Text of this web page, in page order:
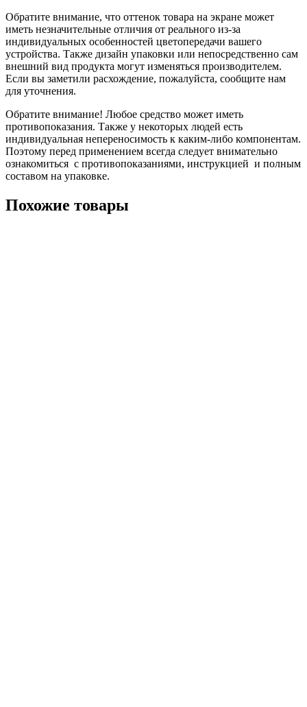
Обратите внимание, что оттенок товара на экране может
иметь незначительные отличия от реального из-за
индивидуальных особенностей цветопередачи вашего
устройства. Также дизайн упаковки или непосредственно сам
внешний вид продукта могут изменяться производителем.
Если вы заметили расхождение, пожалуйста, сообщите нам
для уточнения.
Обратите внимание! Любое средство может иметь
противопоказания. Также у некоторых людей есть
индивидуальная непереносимость к каким-либо компонентам.
Поэтому перед применением всегда следует внимательно
ознакомиться с противопоказаниями, инструкцией и полным
составом на упаковке.
Похожие товары